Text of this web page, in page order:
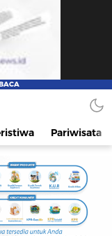
Pariwisata